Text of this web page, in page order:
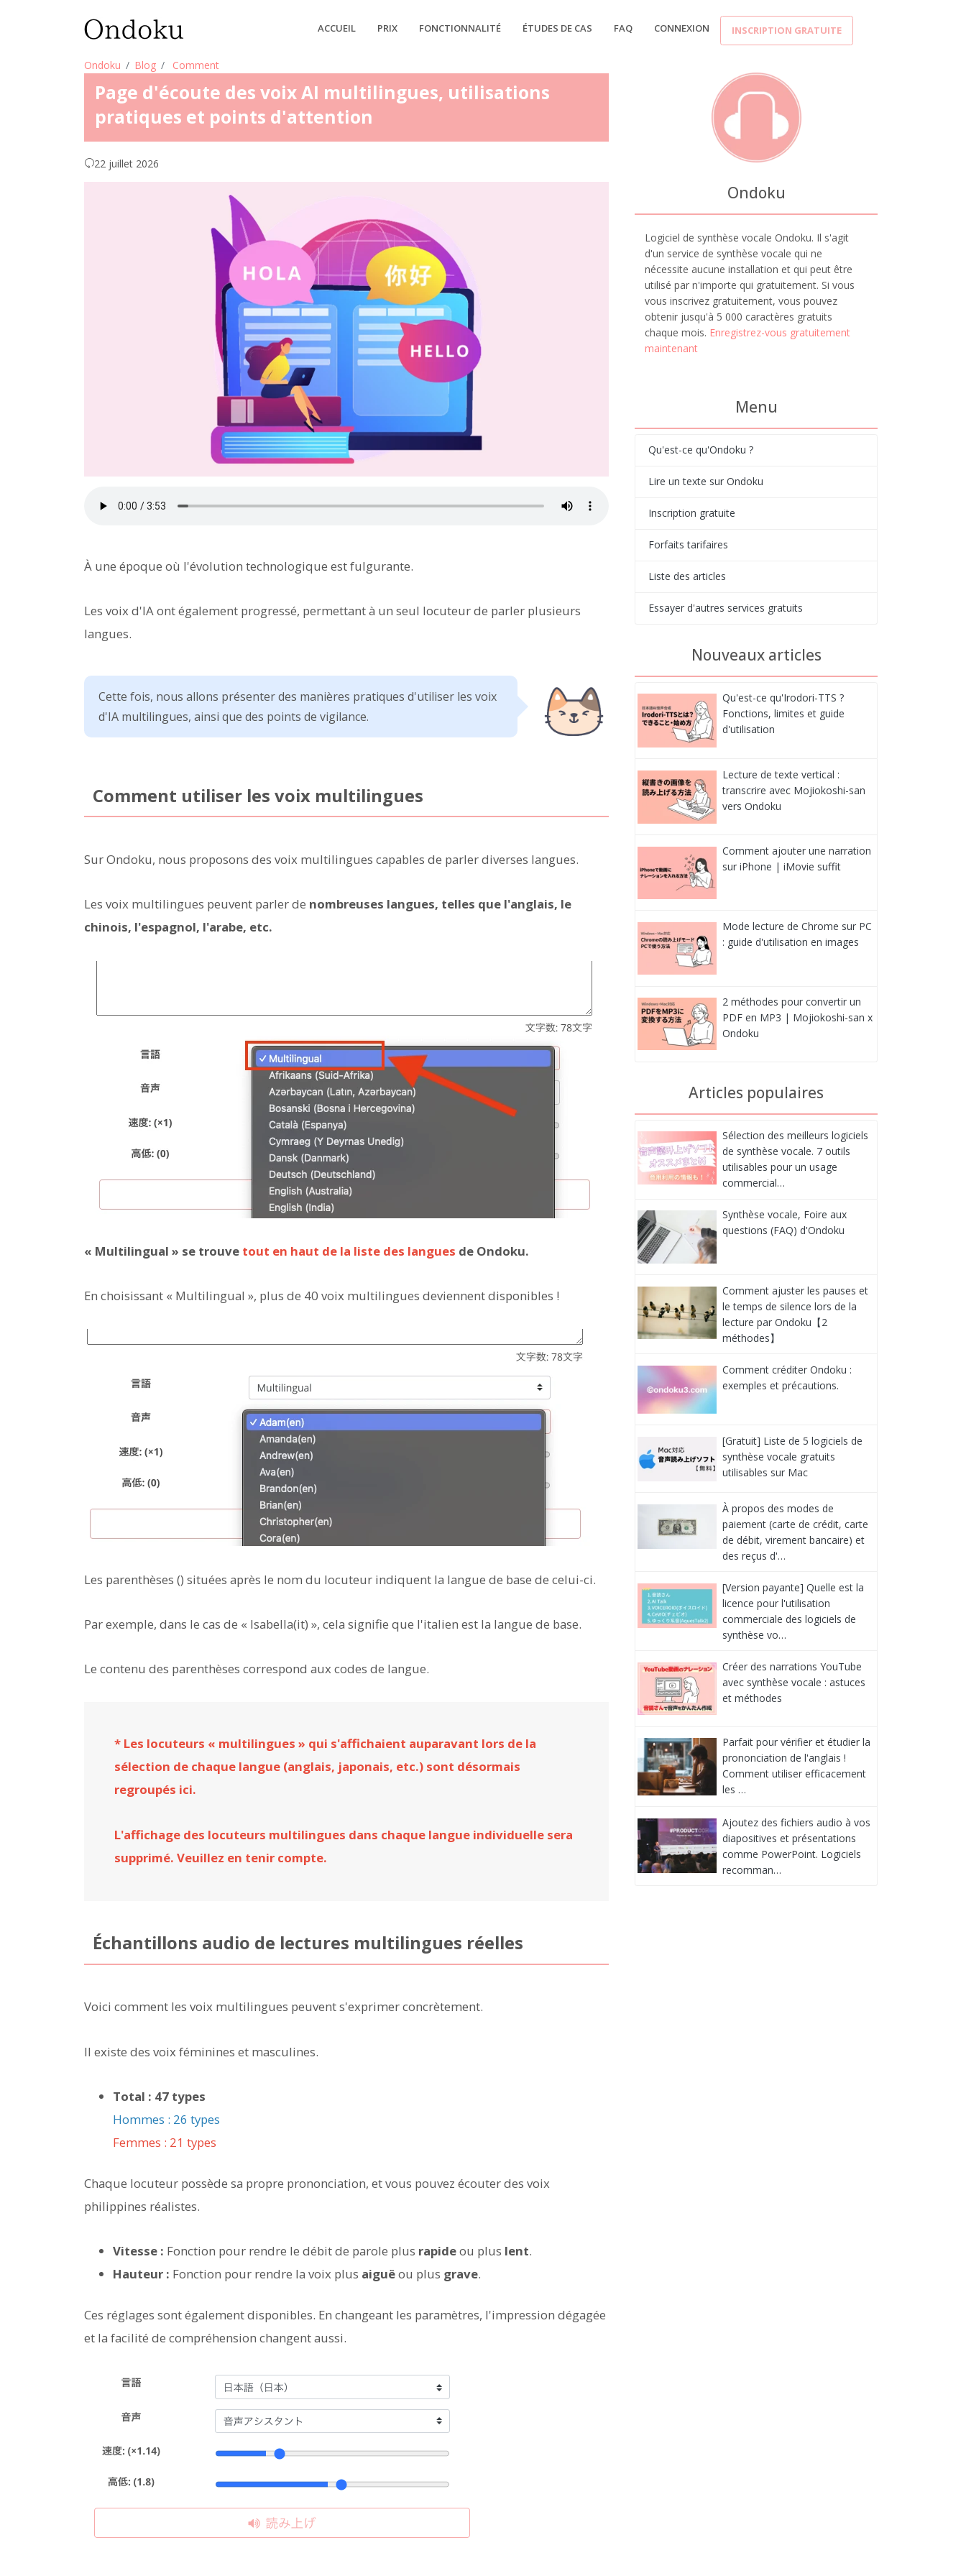
ACCUEIL PRIX FONCTIONNALITÉ ÉTUDES DE CAS FAQ CONNEXION INSCRIPTION GRATUITE
Ondoku Blog Comment
Page d'écoute des voix AI multilingues, utilisations
pratiques et points d'attention
22 juillet 2026
À une époque où l'évolution technologique est fulgurante.
Les voix d'IA ont également progressé, permettant à un seul locuteur de parler plusieurs
langues.
Cette fois, nous allons présenter des manières pratiques d'utiliser les voix
d'IA multilingues, ainsi que des points de vigilance.
Comment utiliser les voix multilingues
Sur Ondoku, nous proposons des voix multilingues capables de parler diverses langues.
Les voix multilingues peuvent parler de nombreuses langues, telles que l'anglais, le
chinois, l'espagnol, l'arabe, etc.
« Multilingual » se trouve tout en haut de la liste des langues de Ondoku.
En choisissant « Multilingual », plus de 40 voix multilingues deviennent disponibles !
Les parenthèses () situées après le nom du locuteur indiquent la langue de base de celui-ci.
Par exemple, dans le cas de « Isabella(it) », cela signifie que l'italien est la langue de base.
Le contenu des parenthèses correspond aux codes de langue.
* Les locuteurs « multilingues » qui s'affichaient auparavant lors de la
sélection de chaque langue (anglais, japonais, etc.) sont désormais
regroupés ici.
L'affichage des locuteurs multilingues dans chaque langue individuelle sera
supprimé. Veuillez en tenir compte.
Échantillons audio de lectures multilingues réelles
Voici comment les voix multilingues peuvent s'exprimer concrètement.
Il existe des voix féminines et masculines.
Total : 47 types
Hommes : 26 types
Femmes : 21 types
Chaque locuteur possède sa propre prononciation, et vous pouvez écouter des voix
philippines réalistes.
Vitesse : Fonction pour rendre le débit de parole plus rapideou plus lent.
Hauteur : Fonction pour rendre la voix plus aiguëou plus grave.
Ces réglages sont également disponibles. En changeant les paramètres, l'impression dégagée
et la facilité de compréhension changent aussi.
Ondoku
Logiciel de synthèse vocale Ondoku. Il s'agit
d'un service de synthèse vocale qui ne
nécessite aucune installation et qui peut être
utilisé par n'importe qui gratuitement. Si vous
vous inscrivez gratuitement, vous pouvez
obtenir jusqu'à 5 000 caractères gratuits
chaque mois. Enregistrez-vous gratuitement
maintenant
Menu
Qu'est-ce qu'Ondoku ?
Lire un texte sur Ondoku
Inscription gratuite
Forfaits tarifaires
Liste des articles
Essayer d'autres services gratuits
Nouveaux articles
Qu'est-ce qu'Irodori-TTS ?
Fonctions, limites et guide
d'utilisation
Lecture de texte vertical :
transcrire avec Mojiokoshi-san
vers Ondoku
Comment ajouter une narration
sur iPhone | iMovie suffit
Mode lecture de Chrome sur PC
: guide d'utilisation en images
2 méthodes pour convertir un
PDF en MP3 | Mojiokoshi-san x
Ondoku
Articles populaires
Sélection des meilleurs logiciels
de synthèse vocale. 7 outils
utilisables pour un usage
commercial…
Synthèse vocale, Foire aux
questions (FAQ) d'Ondoku
Comment ajuster les pauses et
le temps de silence lors de la
lecture par Ondoku【2
méthodes】
Comment créditer Ondoku :
exemples et précautions.
[Gratuit] Liste de 5 logiciels de
synthèse vocale gratuits
utilisables sur Mac
À propos des modes de
paiement (carte de crédit, carte
de débit, virement bancaire) et
des reçus d'…
[Version payante] Quelle est la
licence pour l'utilisation
commerciale des logiciels de
synthèse vo…
Créer des narrations YouTube
avec synthèse vocale : astuces
et méthodes
Parfait pour vérifier et étudier la
prononciation de l'anglais !
Comment utiliser efficacement
les …
Ajoutez des fichiers audio à vos
diapositives et présentations
comme PowerPoint. Logiciels
recomman…